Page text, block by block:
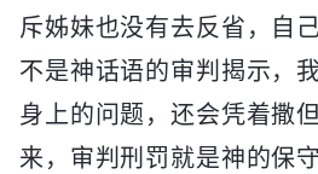
斥姊妹也没有去反省，自
不是神话语的审判揭示，
身上的问题，还会凭着撒
来，审判刑罚就是神的保